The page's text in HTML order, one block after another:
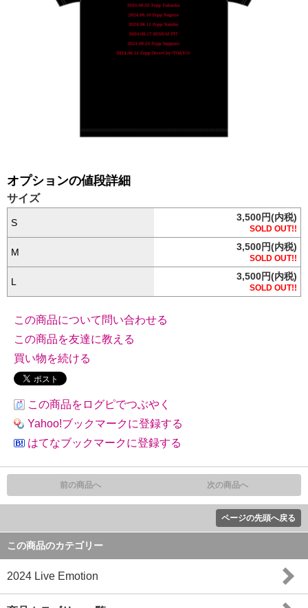
オプションの値段詳細
サイズ
S 3,500円(内税)
SOLD OUT!!
M 3,500円(内税)
SOLD OUT!!
L 3,500円(内税)
SOLD OUT!!
この商品について問い合わせる
この商品を友達に教える
買い物を続ける
この商品をログピでつぶやく
Yahoo!ブックマークに登録する
はてなブックマークに登録する
前の商品へ 次の商品へ
ページの先頭へ戻る
この商品のカテゴリー
2024 Live Emotion